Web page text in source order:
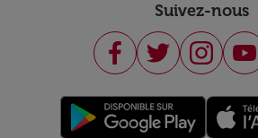
Suivez-nous